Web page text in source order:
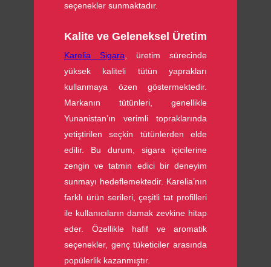
seçenekler sunmaktadır.
Kalite ve Geleneksel Üretim
Karelia Sigara , üretim sürecinde
yüksek kaliteli tütün yaprakları
kullanmaya özen göstermektedir.
Markanın tütünleri, genellikle
Yunanistan’ın verimli topraklarında
yetiştirilen seçkin tütünlerden elde
edilir. Bu durum, sigara içicilerine
zengin ve tatmin edici bir deneyim
sunmayı hedeflemektedir. Karelia’nın
farklı ürün serileri, çeşitli tat profilleri
ile kullanıcıların damak zevkine hitap
eder. Özellikle hafif ve aromatik
seçenekler, genç tüketiciler arasında
popülerlik kazanmıştır.